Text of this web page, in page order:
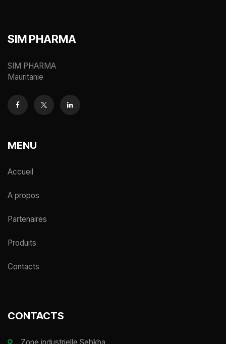
SIM PHARMA
SIM PHARMA
Mauritanie
MENU
Accueil
A propos
Partenaires
Produits
Contacts
CONTACTS